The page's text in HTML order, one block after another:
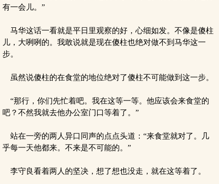
有一会儿。”
马华这话一看就是平日里观察的好，心细如发。不像是傻柱
儿，大咧咧的。我敢说就是现在傻柱也绝对做不到马华这一
步。
虽然说傻柱的在食堂的地位绝对了傻柱不可能做到这一步。
“那行，你们先忙着吧。我在这等一等。他应该会来食堂的
吧？不然我就去他办公室门口等着了。”
站在一旁的两人异口同声的点点头道：“来食堂就对了。几
乎每一天他都来。不来是不可能的。”
李守良看着两人的坚决，想了想也没走，就在这等着了。